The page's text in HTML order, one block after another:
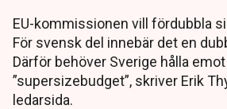
EU-kommissionen vill fördubbla
För svensk del innebär det en
Därför behöver Sverige hålla
”supersizebudget”, skriver Erik
ledarsida.